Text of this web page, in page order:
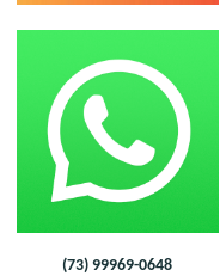
(73) 99969-0648